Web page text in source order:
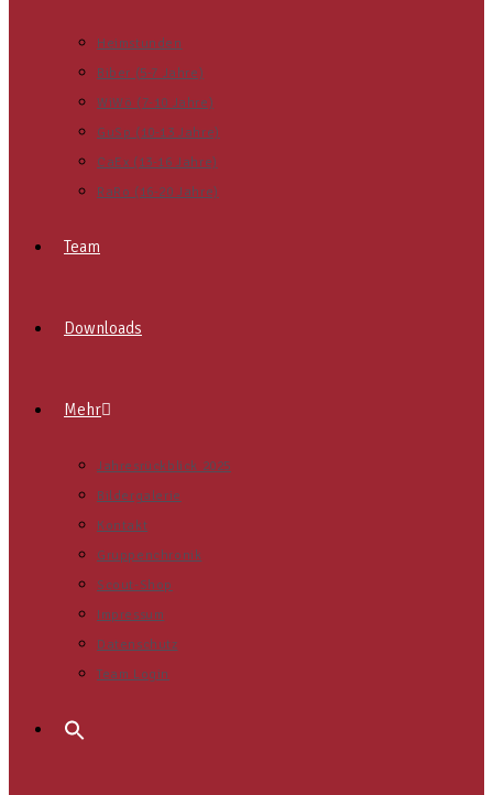
Heimstunden
Biber (5-7 Jahre)
WiWö (7-10 Jahre)
GuSp (10-13 Jahre)
CaEx (13-16 Jahre)
RaRo (16-20 Jahre)
Team
Downloads
Mehr
Jahresrückblick 2025
Bildergalerie
Kontakt
Gruppenchronik
Scout-Shop
Impressum
Datenschutz
Team Login
for: